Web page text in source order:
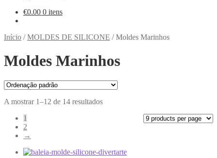
€0.00 0 itens
Início /MOLDES DE SILICONE /Moldes Marinhos
Moldes Marinhos
A mostrar 1–12 de 14 resultados
1
2
→